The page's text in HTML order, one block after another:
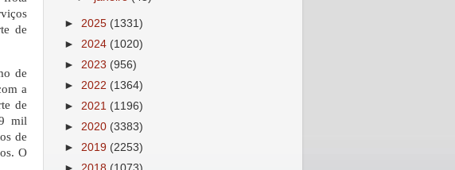
de
de
a
de
mil
de
O
► 2025 (1331)
► 2024 (1020)
► 2023 (956)
► 2022 (1364)
► 2021 (1196)
► 2020 (3383)
► 2019 (2253)